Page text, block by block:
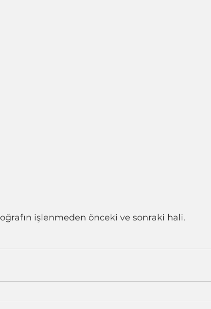
işlenmeden önceki ve sonraki hali.